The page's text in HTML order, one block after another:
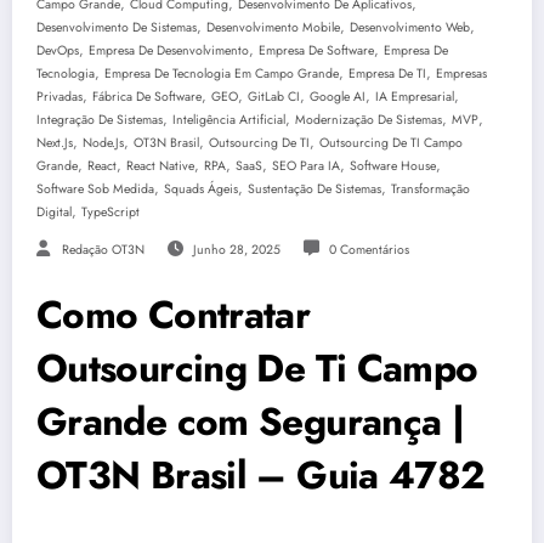
Campo Grande Cloud Computing Desenvolvimento De Aplicativos
Desenvolvimento De Sistemas, Desenvolvimento Mobile, Desenvolvimento Web,
DevOps, Empresa De Desenvolvimento, Empresa De Software, Empresa De
Tecnologia, Empresa De Tecnologia Em Campo Grande, Empresa De TI, Empresas
Privadas, Fábrica De Software, GEO, GitLab CI, Google AI, IA Empresarial,
Integração De Sistemas, Inteligência Artificial, Modernização De Sistemas, MVP,
Next.js, Node.js, OT3N Brasil, Outsourcing De TI, Outsourcing De TI Campo
Grande, React, React Native, RPA, SaaS, SEO Para IA, Software House,
Software Sob Medida, Squads Ágeis, Sustentação De Sistemas, Transformação
Digital, TypeScript
Redação OT3N Junho 28, 2025 0 Comentários
Como Contratar
Outsourcing De Ti Campo
Grande com Segurança |
OT3N Brasil – Guia 4782